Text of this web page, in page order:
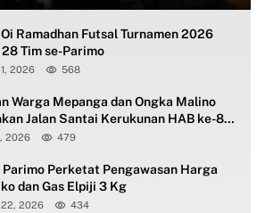
Ramadhan Futsal Turnamen 2026
Tim se-Parimo
2026 568
Warga Mepanga dan Ongka Malino
Jalan Santai Kerukunan HAB ke-80
Parimo
2026 479
Parimo Perketat Pengawasan Harga
dan Gas Elpiji 3 Kg
22, 2026 434